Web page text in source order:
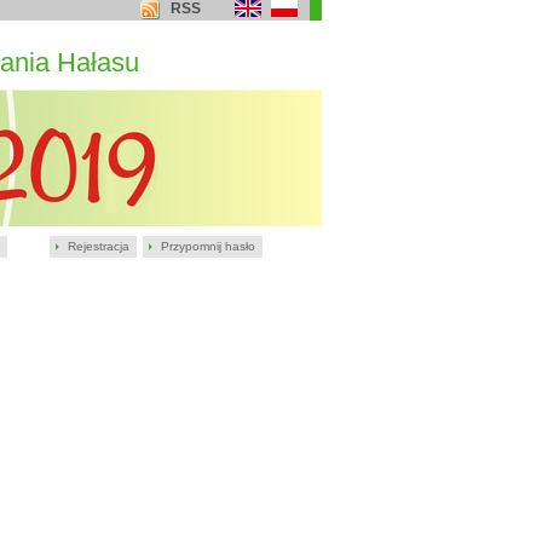
Rejestracja Przypomnij hasło
RSS
Hałasu